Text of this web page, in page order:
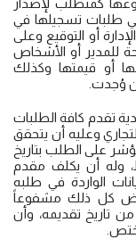
كمتطلب لإصدار
طلبات تسجيلها في
أو التوقيع وعلى
للمدير أو الأشخاص
أو قيمتها وكذلك
وُجدت.
تقدم كافة الطلبات
وعليه أن يتحقق
على الطلب بتاريخ
وله أن يكلف مقدم
الواردة في طلبه
كل ذلك مشفوعاً
تاريخ تقديمه، وأن